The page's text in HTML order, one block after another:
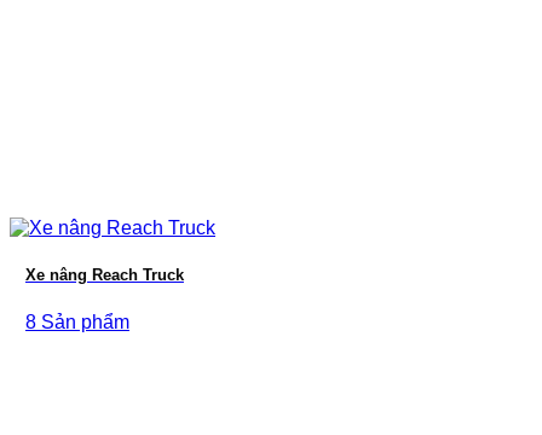
Xe nâng Reach Truck
8 Sản phẩm